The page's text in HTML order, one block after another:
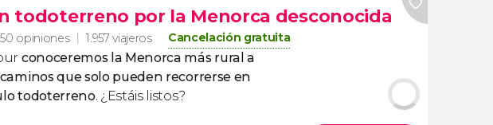
todoterreno por la Menorca desconocida
opiniones 1.957 viajeros Cancelación gratuita
conoceremos la Menorca más rural a
que solo pueden recorrerse en
todoterreno. ¿Estáis listos?